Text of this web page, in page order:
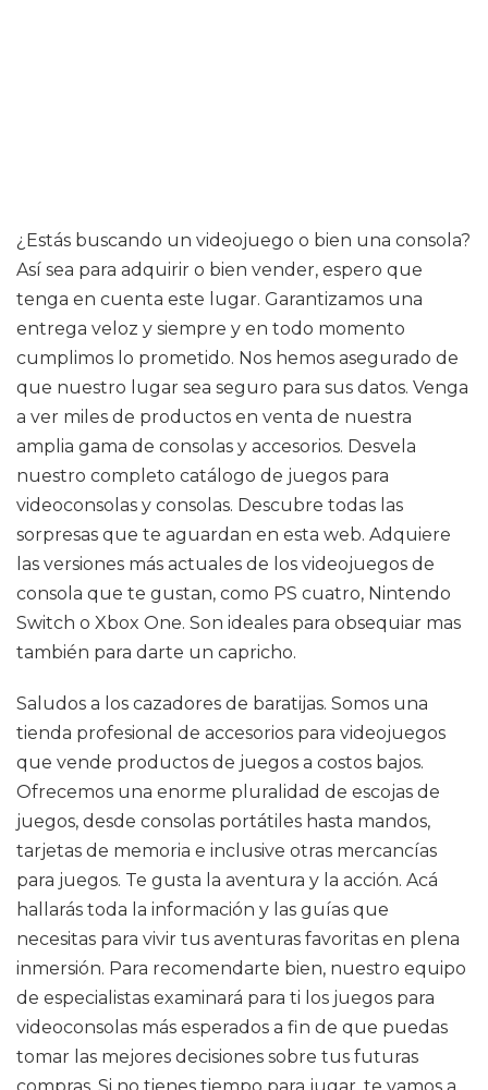
¿Estás buscando un videojuego o bien una consola?
Así sea para adquirir o bien vender, espero que
tenga en cuenta este lugar. Garantizamos una
entrega veloz y siempre y en todo momento
cumplimos lo prometido. Nos hemos asegurado de
que nuestro lugar sea seguro para sus datos. Venga
a ver miles de productos en venta de nuestra
amplia gama de consolas y accesorios. Desvela
nuestro completo catálogo de juegos para
videoconsolas y consolas. Descubre todas las
sorpresas que te aguardan en esta web. Adquiere
las versiones más actuales de los videojuegos de
consola que te gustan, como PS cuatro, Nintendo
Switch o Xbox One. Son ideales para obsequiar mas
también para darte un capricho.
Saludos a los cazadores de baratijas. Somos una
tienda profesional de accesorios para videojuegos
que vende productos de juegos a costos bajos.
Ofrecemos una enorme pluralidad de escojas de
juegos, desde consolas portátiles hasta mandos,
tarjetas de memoria e inclusive otras mercancías
para juegos. Te gusta la aventura y la acción. Acá
hallarás toda la información y las guías que
necesitas para vivir tus aventuras favoritas en plena
inmersión. Para recomendarte bien, nuestro equipo
de especialistas examinará para ti los juegos para
videoconsolas más esperados a fin de que puedas
tomar las mejores decisiones sobre tus futuras